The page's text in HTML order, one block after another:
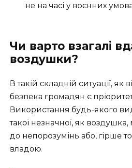
не на часі у воєнних
Чи варто взагалі
воздушки?
В такій складній ситуації, як
безпека громадян є
Використання будь-якого
такої незначної, як
до непорозумінь або, гірше
владою.